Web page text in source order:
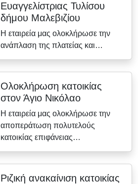
Ευαγγελίστριας Τυλίσου
δήμου Μαλεβιζίου
Η εταιρεία μας ολοκλήρωσε την
ανάπλαση της πλατείας και…
Ολοκλήρωση κατοικίας
στον Άγιο Νικόλαο
Η εταιρεία μας ολοκλήρωσε την
αποπεράτωση πολυτελούς
κατοικίας επιφάνειας…
Ριζική ανακαίνιση κατοικίας